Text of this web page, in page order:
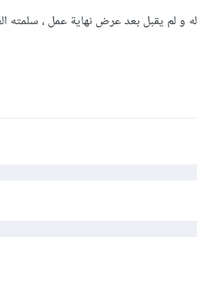
له و لم يقبل بعد عرض نهاية عمل ،